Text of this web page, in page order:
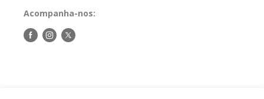
Acompanha-nos:
Siga-Siga-Siga-